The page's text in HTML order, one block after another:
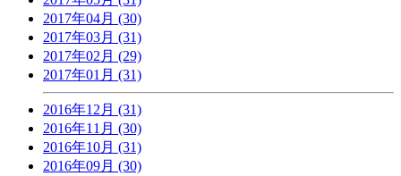
2017年04月 (30)
2017年03月 (31)
2017年02月 (29)
2017年01月 (31)
2016年12月 (31)
2016年11月 (30)
2016年10月 (31)
2016年09月 (30)